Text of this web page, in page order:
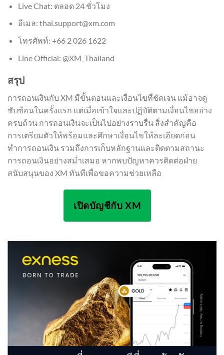
Live Chat: ตลอด 24 ชั่วโมง
อีเมล: thai.support@xm.com
โทรศัพท์: +66 2 026 1622
Line Official: @XM_Thailand
สรุป
การถอนเงินกับ XM มีขั้นตอนและเงื่อนไขที่ชัดเจน แม้อาจดู
ซับซ้อนในครั้งแรก แต่เมื่อเข้าใจและปฏิบัติตามเงื่อนไขอย่าง
ครบถ้วน การถอนเงินจะเป็นไปอย่างราบรื่น สิ่งสำคัญคือ
การเตรียมตัวให้พร้อมและศึกษาเงื่อนไขให้ละเอียดก่อน
ทำการถอนเงิน รวมถึงการเก็บหลักฐานและติดตามสถานะ
การถอนเงินอย่างสม่ำเสมอ หากพบปัญหาควรติดต่อฝ่าย
สนับสนุนของ XM ทันทีเพื่อขอความช่วยเหลือ
เปิดบัญชีกับ XM